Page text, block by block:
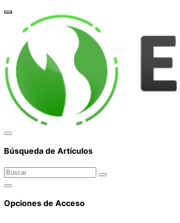
Búsqueda de Artículos
Opciones de Acceso